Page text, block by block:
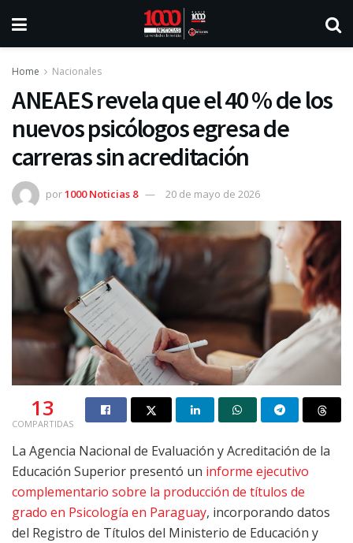
Home Nacionales
ANEAES revela que el 40 % de los
nuevos psicólogos egresa de
carreras sin acreditación
por1000 Noticias 8 20 de mayo de 2026
13
COMPARTIDAS
La Agencia Nacional de Evaluación y Acreditación de la
Educación Superior presentó un informe ejecutivo
complementario sobre la producción de títulos de
grado en Psicología en Paraguay, incorporando datos
del Registro de Títulos del Ministerio de Educación y